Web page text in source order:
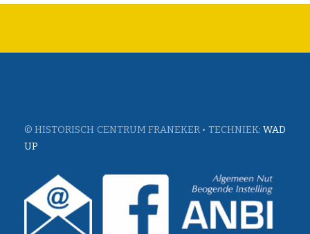
© HISTORISCH CENTRUM FRANEKER • TECHNIEK: WAD
UP